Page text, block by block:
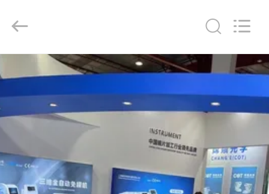
สินค้า
วิดีโอ
Trade
SCM
Rights